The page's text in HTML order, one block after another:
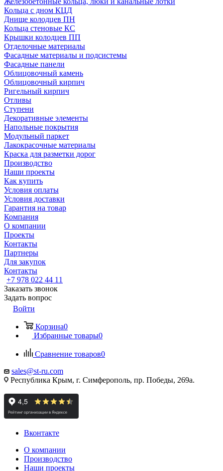
Кольца с дном КЦД
Днище колодцев ПН
Кольца стеновые КС
Крышки колодцев ПП
Отделочные материалы
Фасадные материалы и подсистемы
Фасадные панели
Облицовочный камень
Облицовочный кирпич
Ригельный кирпич
Отливы
Ступени
Декоративные элементы
Напольные покрытия
Модульный паркет
Лакокрасочные материалы
Краска для разметки дорог
Производство
Наши проекты
Как купить
Условия оплаты
Условия доставки
Гарантия на товар
Компания
О компании
Проекты
Контакты
Партнеры
Для закупок
Контакты
+7 978 022 44 11
Заказать звонок
Задать вопрос
Войти
Корзина0
Избранные товары0
Сравнение товаров0
sales@st-ru.com
Республика Крым, г. Симферополь, пр. Победы, 269а.
Вконтакте
О компании
Производство
Наши проекты